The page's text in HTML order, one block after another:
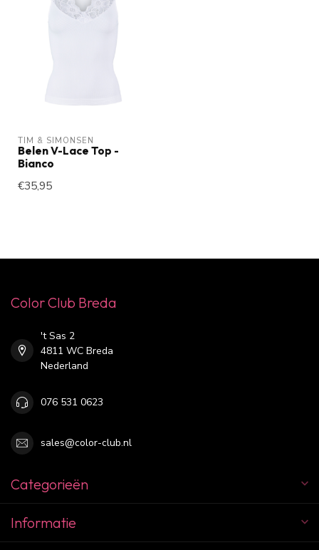
TIM & SIMONSEN
Belen V-Lace Top -
Bianco
€35,95
Color Club Breda
't Sas 2
4811 WC Breda
Nederland
076 531 0623
sales@color-club.nl
Categorieën
Informatie